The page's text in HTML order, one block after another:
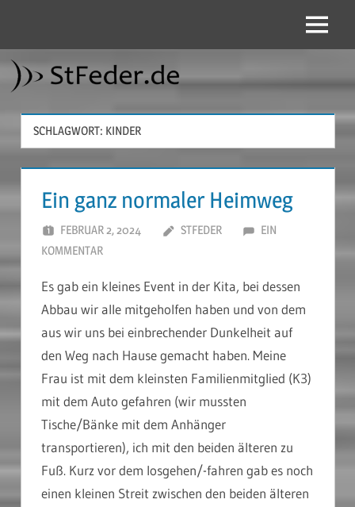
springen
Menü
SCHLAGWORT: KINDER
Ein ganz normaler Heimweg
FEBRUAR 2, 2024 STFEDER
EIN
KOMMENTAR
Es gab ein kleines Event in der Kita, bei dessen
Abbau wir alle mitgeholfen haben und von dem
aus wir uns bei einbrechender Dunkelheit auf
den Weg nach Hause gemacht haben. Meine
Frau ist mit dem kleinsten Familienmitglied (K3)
mit dem Auto gefahren (wir mussten
Tische/Bänke mit dem Anhänger
transportieren), ich mit den beiden älteren zu
Fuß. Kurz vor dem losgehen/-fahren gab es noch
einen kleinen Streit zwischen den beiden älteren